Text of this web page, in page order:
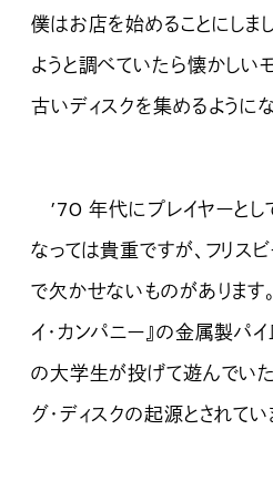
僕はお店を始めることにしま
ようと調べていたら懐かしい
古いディスクを集めるように
’70 年代にプレイヤーとし
なっては貴重ですが、フリス
で欠かせないものがあります
イ・カンパニー』の金属製パ
の大学生が投げて遊んでいた
グ・ディスクの起源とされてい